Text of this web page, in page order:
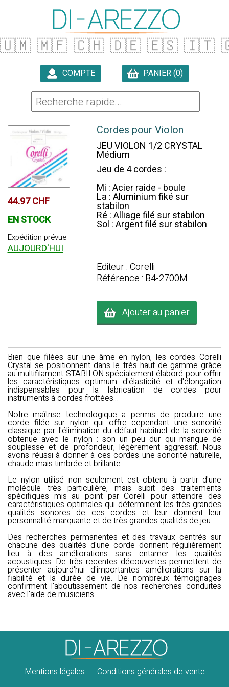
🇺🇲 🇲🇫 🇨🇭 🇩🇪 🇪🇸 🇮🇹
COMPTE PANIER (0)
44.97 CHF
EN STOCK
Expédition prévue
AUJOURD'HUI
Cordes pour Violon
JEU VIOLON 1/2 CRYSTAL
Médium
Jeu de 4 cordes :
Mi : Acier raide - boule
La : Aluminium fiké sur
stabilon
Ré : Alliage filé sur stabilon
Sol : Argent filé sur stabilon
Editeur : Corelli
Référence : B4-2700M
Ajouter au panier
Bien que filées sur une âme en nylon, les cordes Corelli
Crystal se positionnent dans le très haut de gamme grâce
au multifilament STABILON spécialement élaboré pour offrir
les caractéristiques optimum d'élasticité et d'élongation
indispensables pour la fabrication de cordes pour
instruments à cordes frottées…
Notre maîtrise technologique a permis de produire une
corde filée sur nylon qui offre cependant une sonorité
classique par l'élimination du défaut habituel de la sonorité
obtenue avec le nylon : son un peu dur qui manque de
souplesse et de profondeur, légèrement aggressif. Nous
avons réussi à donner à ces cordes une sonorité naturelle,
chaude mais timbrée et brillante.
Le nylon utilisé non seulement est obtenu à partir d'une
molécule très particulière, mais subit des traitements
spécifiques mis au point par Corelli pour atteindre des
caractéristiques optimales qui déterminent les très grandes
qualités sonores de ces cordes et leur donnent leur
personnalité marquante et de très grandes qualités de jeu.
Des recherches permanentes et des travaux centrés sur
chacune des qualités d'une corde donnent régulièrement
lieu à des améliorations sans entamer les qualités
acoustiques. De très recentes découvertes permettent de
présenter aujourd'hui d'importantes améliorations sur la
fiabilité et la durée de vie. De nombreux témoignages
confirment l'aboutissement de nos recherches conduites
avec l'aide de musiciens.
Mentions légales Conditions générales de vente